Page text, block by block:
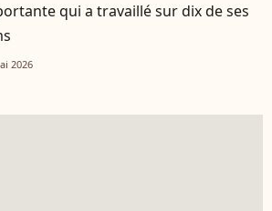
qui a travaillé sur dix de ses
2026